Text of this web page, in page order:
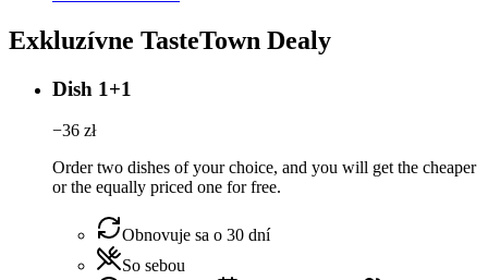
Exkluzívne TasteTown Dealy
Dish 1+1
−36 zł
Order two dishes of your choice, and you will get the cheaper
or the equally priced one for free.
Obnovuje sa o 30 dní
So sebou